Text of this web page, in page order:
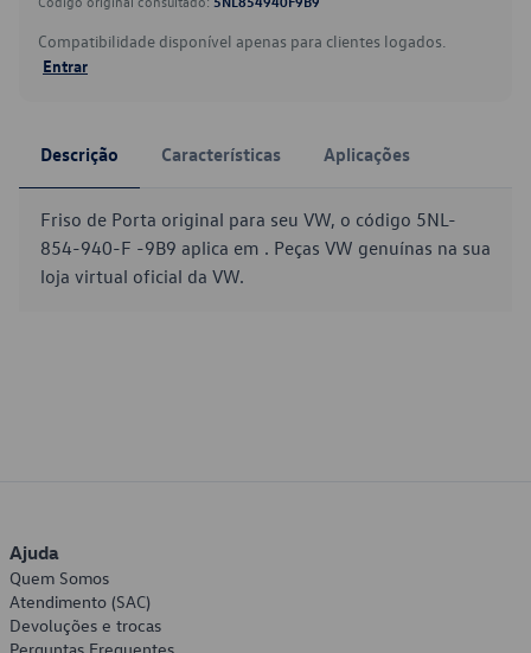
Compatibilidade disponível apenas para clientes logados.
Entrar
Descrição Características Aplicações
Friso de Porta original para seu VW, o código 5NL-
854-940-F -9B9 aplica em . Peças VW genuínas na sua
loja virtual oficial da VW.
Ajuda
Quem Somos
Atendimento (SAC)
Devoluções e trocas